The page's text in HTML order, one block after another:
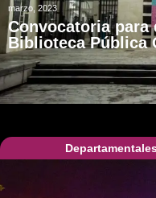
marzo, 2023
Convocatoria
Biblioteca Pública